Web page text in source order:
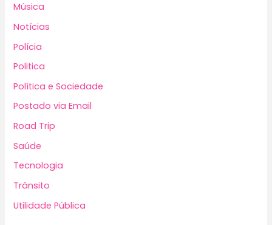
Música
Notícias
Polícia
Politica
Política e Sociedade
Postado via Email
Road Trip
Saúde
Tecnologia
Trânsito
Utilidade Pública